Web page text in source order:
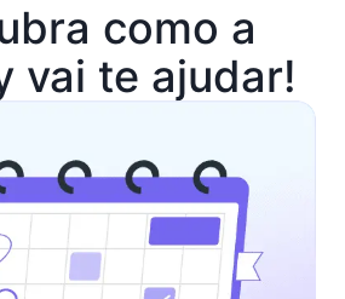
como a
vai te ajudar!